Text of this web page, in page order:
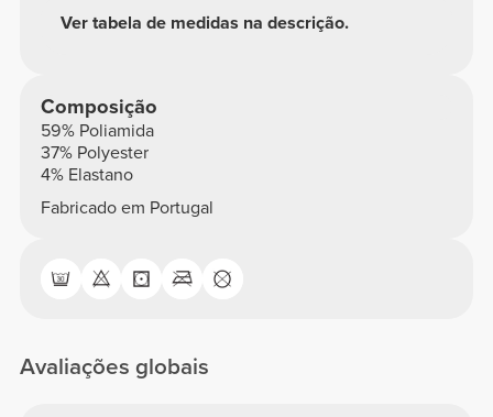
Ver tabela de medidas na descrição.
Composição
59% Poliamida
37% Polyester
4% Elastano
Fabricado em Portugal
Avaliações globais